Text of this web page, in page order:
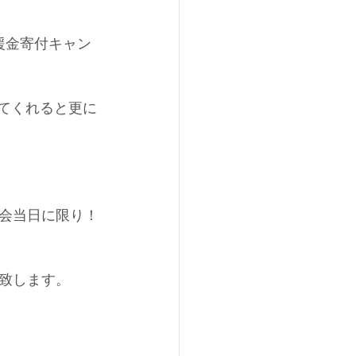
金寄付キャン
くれると更に
当日に限り！
します。